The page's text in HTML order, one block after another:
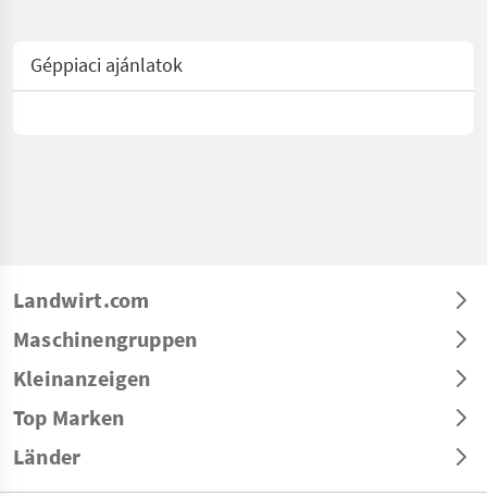
Géppiaci ajánlatok
Landwirt.com
Maschinengruppen
Kleinanzeigen
Top Marken
Länder